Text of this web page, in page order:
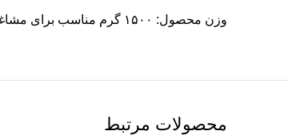
وزن محصول: ۱۵۰۰ گرم مناسب برای مشاغل ریخته گری، ذوب مواد معدنی، ذوب شیشه و..
محصولات مرتبط